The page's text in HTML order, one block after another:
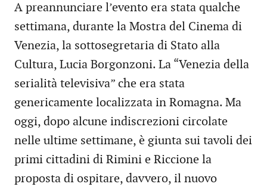
A preannunciare l’evento era stata qualche
settimana, durante la Mostra del Cinema di
Venezia, la sottosegretaria di Stato alla
Cultura, Lucia Borgonzoni. La “Venezia della
serialità televisiva” che era stata
genericamente localizzata in Romagna. Ma
oggi, dopo alcune indiscrezioni circolate
nelle ultime settimane, è giunta sui tavoli dei
primi cittadini di Rimini e Riccione la
proposta di ospitare, davvero, il nuovo